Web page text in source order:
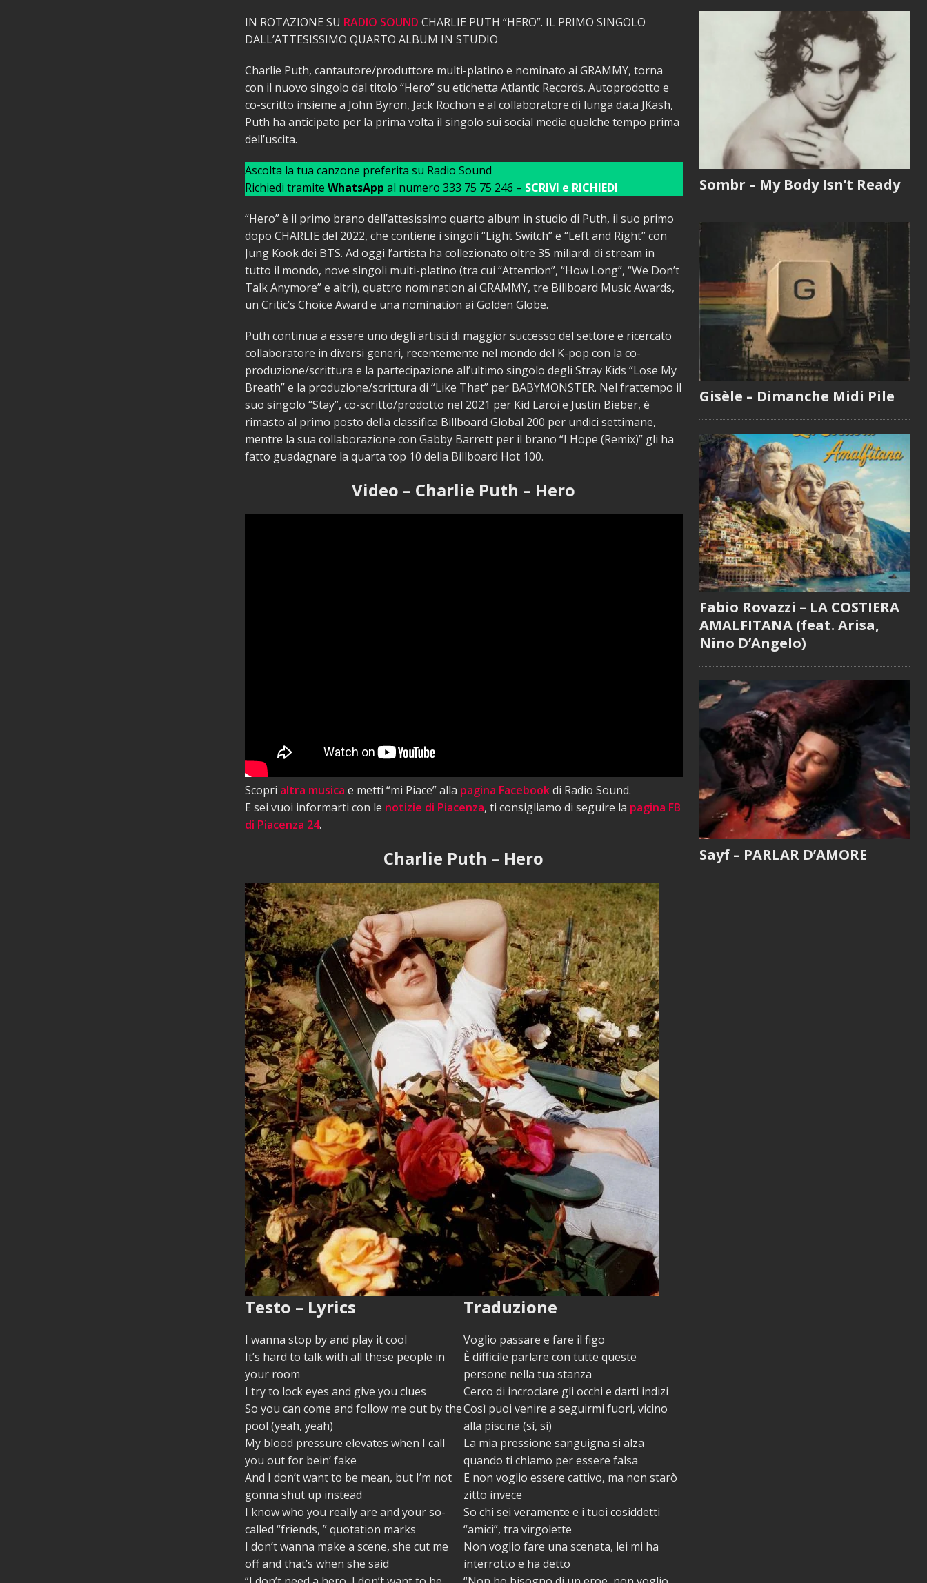
IN ROTAZIONE SU RADIO SOUND CHARLIE PUTH “HERO”. IL PRIMO SINGOLO
DALL’ATTESISSIMO QUARTO ALBUM IN STUDIO
Charlie Puth, cantautore/produttore multi-platino e nominato ai GRAMMY, torna
con il nuovo singolo dal titolo “Hero” su etichetta Atlantic Records. Autoprodotto e
co-scritto insieme a John Byron, Jack Rochon e al collaboratore di lunga data JKash,
Puth ha anticipato per la prima volta il singolo sui social media qualche tempo prima
dell’uscita.
Ascolta la tua canzone preferita su Radio Sound
Richiedi tramite WhatsApp al numero 333 75 75 246 – SCRIVI e RICHIEDI
“Hero” è il primo brano dell’attesissimo quarto album in studio di Puth, il suo primo
dopo CHARLIE del 2022, che contiene i singoli “Light Switch” e “Left and Right” con
Jung Kook dei BTS. Ad oggi l’artista ha collezionato oltre 35 miliardi di stream in
tutto il mondo, nove singoli multi-platino (tra cui “Attention”, “How Long”, “We Don’t
Talk Anymore” e altri), quattro nomination ai GRAMMY, tre Billboard Music Awards,
un Critic’s Choice Award e una nomination ai Golden Globe.
Puth continua a essere uno degli artisti di maggior successo del settore e ricercato
collaboratore in diversi generi, recentemente nel mondo del K-pop con la co-
produzione/scrittura e la partecipazione all’ultimo singolo degli Stray Kids “Lose My
Breath” e la produzione/scrittura di “Like That” per BABYMONSTER. Nel frattempo il
suo singolo “Stay”, co-scritto/prodotto nel 2021 per Kid Laroi e Justin Bieber, è
rimasto al primo posto della classifica Billboard Global 200 per undici settimane,
mentre la sua collaborazione con Gabby Barrett per il brano “I Hope (Remix)” gli ha
fatto guadagnare la quarta top 10 della Billboard Hot 100.
Video – Charlie Puth – Hero
Scopri altra musica e metti “mi Piace” alla pagina Facebookdi Radio Sound.
E sei vuoi informarti con le notizie di Piacenza, ti consigliamo di seguire la pagina FB
di Piacenza 24.
Charlie Puth – Hero
Testo – Lyrics
I wanna stop by and play it cool
It’s hard to talk with all these people in
your room
I try to lock eyes and give you clues
So you can come and follow me out by the
pool (yeah, yeah)
My blood pressure elevates when I call
you out for bein’ fake
And I don’t want to be mean, but I’m not
gonna shut up instead
I know who you really are and your so-
called “friends, ” quotation marks
I don’t wanna make a scene, she cut me
off and that’s when she said
Traduzione
Voglio passare e fare il figo
È difficile parlare con tutte queste
persone nella tua stanza
Cerco di incrociare gli occhi e darti indizi
Così puoi venire a seguirmi fuori, vicino
alla piscina (sì, sì)
La mia pressione sanguigna si alza
quando ti chiamo per essere falsa
E non voglio essere cattivo, ma non starò
zitto invece
So chi sei veramente e i tuoi cosiddetti
“amici”, tra virgolette
Non voglio fare una scenata, lei mi ha
interrotto e ha detto
Sombr – My Body Isn’t Ready
Gisèle – Dimanche Midi Pile
Fabio Rovazzi – LA COSTIERA
AMALFITANA (feat. Arisa,
Nino D’Angelo)
Sayf – PARLAR D’AMORE